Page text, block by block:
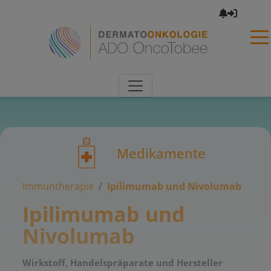
×
Medikamente
Immuntherapie Ipilimumab und Nivolumab
Ipilimumab und
Nivolumab
Wirkstoff, Handelspräparate und Hersteller